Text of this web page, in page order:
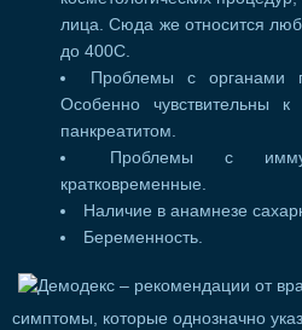
лица. Сюда же относится
до 400С.
Проблемы с органами
Особенно чувствительны
панкреатитом.
Проблемы с
кратковременные.
Наличие в анамнезе
Беременность.
симптомы, которые однозначно